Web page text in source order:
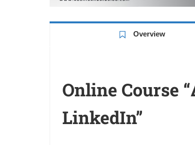
Overview
Online Course
LinkedIn”